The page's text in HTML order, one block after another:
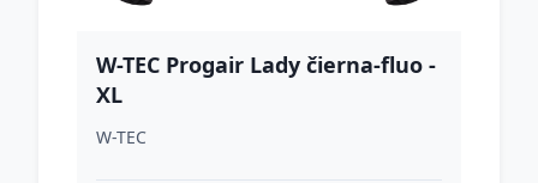
W-TEC Progair Lady čierna-fluo -
XL
W-TEC